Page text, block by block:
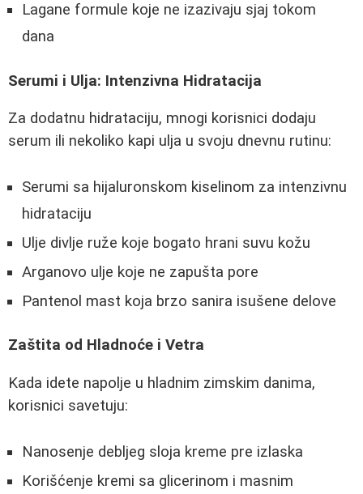
Lagane formule koje ne izazivaju sjaj tokom
dana
Serumi i Ulja: Intenzivna Hidratacija
Za dodatnu hidrataciju, mnogi korisnici dodaju
serum ili nekoliko kapi ulja u svoju dnevnu rutinu:
Serumi sa hijaluronskom kiselinom za intenzivnu
hidrataciju
Ulje divlje ruže koje bogato hrani suvu kožu
Arganovo ulje koje ne zapušta pore
Pantenol mast koja brzo sanira isušene delove
Zaštita od Hladnoće i Vetra
Kada idete napolje u hladnim zimskim danima,
korisnici savetuju:
Nanosenje debljeg sloja kreme pre izlaska
Korišćenje kremi sa glicerinom i masnim